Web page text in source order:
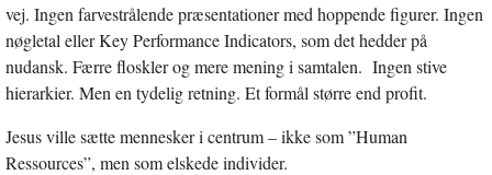
vej. Ingen farvestrålende præsentationer med hoppende figurer. Ingen
nøgletal eller Key Performance Indicators, som det hedder på
nudansk. Færre floskler og mere mening i samtalen. Ingen stive
hierarkier. Men en tydelig retning. Et formål større end profit.
Jesus ville sætte mennesker i centrum – ikke som ”Human
Ressources”, men som elskede individer.